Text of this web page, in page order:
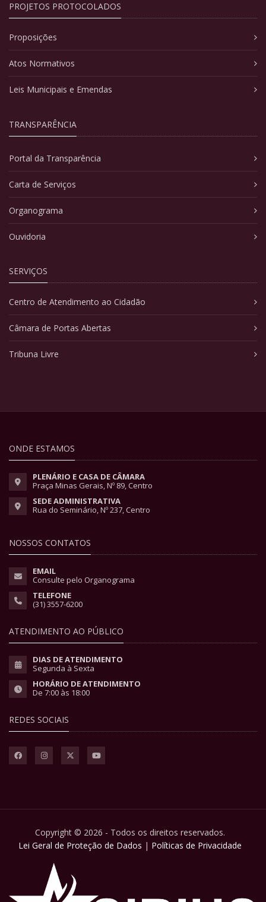
PROJETOS PROTOCOLADOS
Proposições
Atos Normativos
Leis Municipais e Emendas
TRANSPARÊNCIA
Portal da Transparência
Carta de Serviços
Organograma
Ouvidoria
SERVIÇOS
Centro de Atendimento ao Cidadão
Câmara de Portas Abertas
Tribuna Livre
ONDE ESTAMOS
PLENÁRIO E CASA DE CÂMARA
Praça Minas Gerais, Nº 89, Centro
SEDE ADMINISTRATIVA
Rua do Seminário, Nº 237, Centro
NOSSOS CONTATOS
EMAIL
Consulte pelo Organograma
TELEFONE
(31) 3557-6200
ATENDIMENTO AO PÚBLICO
DIAS DE ATENDIMENTO
Segunda à Sexta
HORÁRIO DE ATENDIMENTO
De 7:00 às 18:00
REDES SOCIAIS
Copyright © 2026 - Todos os direitos reservados.
Lei Geral de Proteção de Dados | Políticas de Privacidade